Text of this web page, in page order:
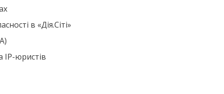
в «Дія.Сіті»
ІР-юристів